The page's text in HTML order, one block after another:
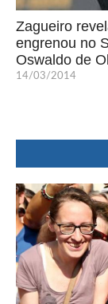
Zagueiro
engrenou no
Oswaldo de
14/03/2014